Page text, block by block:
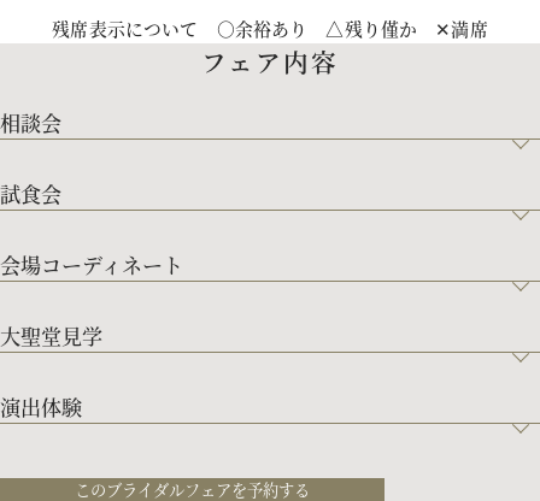
残席表示について ○余裕あり △残り僅か ✕満席
フェア内容
相談会
試食会
会場コーディネート
大聖堂見学
演出体験
このブライダルフェアを予約する